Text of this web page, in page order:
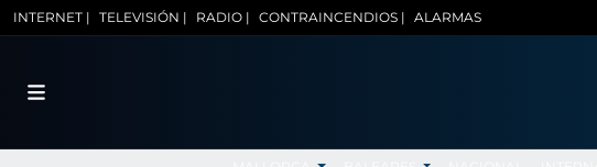
INTERNET | TELEVISIÓN | RADIO | CONTRAINCENDIOS | ALARMAS